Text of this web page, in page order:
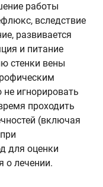
работы
вследствие
развивается
и питание
стенки вены
игнорировать
проходить
(включая
для оценки
о лечении.